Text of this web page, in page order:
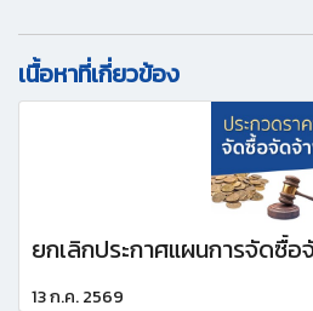
เนื้อหาที่เกี่ยวข้อง
ยกเลิกประกาศแผนการจัดซื้อ
13 ก.ค. 2569